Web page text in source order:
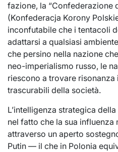
fazione, la “Confederazione
(Konfederacja Korony
inconfutabile che i tentacoli
adattarsi a qualsiasi
che persino nella nazione
neo-imperialismo russo, le
riescono a trovare risonanza
trascurabili della società.
L’intelligenza strategica
nel fatto che la sua influenza
attraverso un aperto
Putin — il che in Polonia